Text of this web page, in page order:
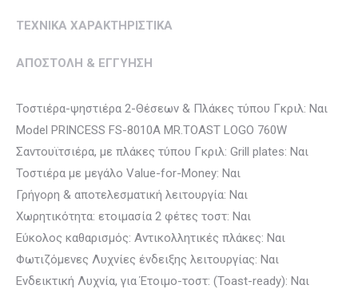
ΤΕΧΝΙΚΑ ΧΑΡΑΚΤΗΡΙΣΤΙΚΑ
ΑΠΟΣΤΟΛΗ & ΕΓΓΥΗΣΗ
Τοστιέρα-ψηστιέρα 2-Θέσεων & Πλάκες τύπου Γκριλ: Ναι
Model PRINCESS FS-8010A MR.TOAST LOGO 760W
Σαντουϊτσιέρα, με πλάκες τύπου Γκριλ: Grill plates: Ναι
Τοστιέρα με μεγάλο Value-for-Money: Ναι
Γρήγορη & αποτελεσματική λειτουργία: Ναι
Χωρητικότητα: ετοιμασία 2 φέτες τοστ: Ναι
Εύκολος καθαρισμός: Αντικολλητικές πλάκες: Ναι
Φωτιζόμενες Λυχνίες ένδειξης λειτουργίας: Ναι
Ενδεικτική Λυχνία, για Έτοιμο-τοστ: (Toast-ready): Ναι